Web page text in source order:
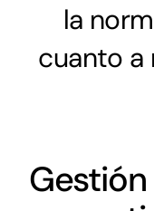
la
cuanto a